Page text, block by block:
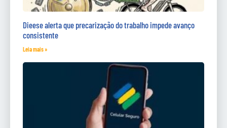
Dieese alerta que precarização do trabalho impede avanço
consistente
Leia mais »